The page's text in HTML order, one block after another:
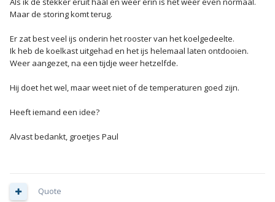
Maar de storing komt terug.
Er zat best veel ijs onderin het rooster van het koelgedeelte.
Ik heb de koelkast uitgehad en het ijs helemaal laten ontdooien.
Weer aangezet, na een tijdje weer hetzelfde.
Hij doet het wel, maar weet niet of de temperaturen goed zijn.
Heeft iemand een idee?
Alvast bedankt, groetjes Paul
Quote